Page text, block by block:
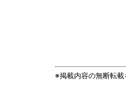
※掲載内容の無断転